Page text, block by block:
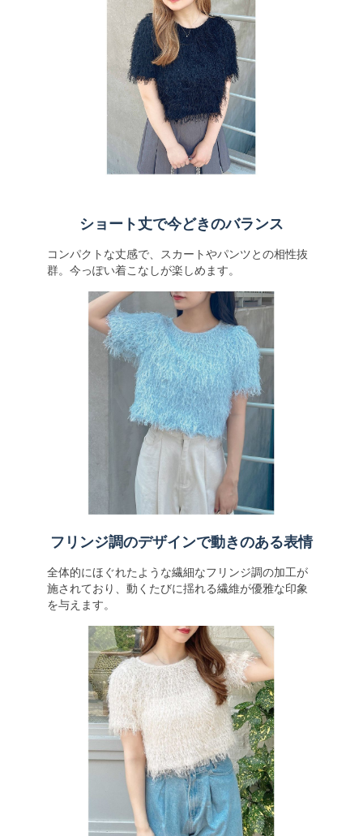
ショート丈で今どきのバランス
コンパクトな丈感で、スカートやパンツとの相性抜
群。今っぽい着こなしが楽しめます。
フリンジ調のデザインで動きのある表情
全体的にほぐれたような繊細なフリンジ調の加工が
施されており、動くたびに揺れる繊維が優雅な印象
を与えます。